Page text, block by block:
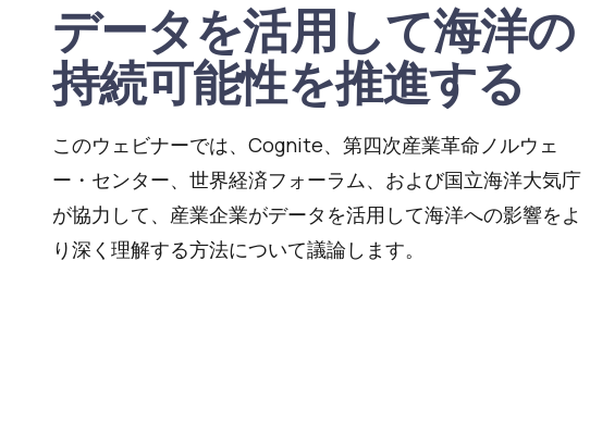
データを活用して海洋の
持続可能性を推進する
このウェビナーでは、Cognite、第四次産業革命ノルウェ
ー・センター、世界経済フォーラム、および国立海洋大気庁
が協力して、産業企業がデータを活用して海洋への影響をよ
り深く理解する方法について議論します。